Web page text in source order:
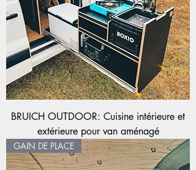
BRUICH OUTDOOR: Cuisine intérieure et
extérieure pour van aménagé
GAIN DE PLACE